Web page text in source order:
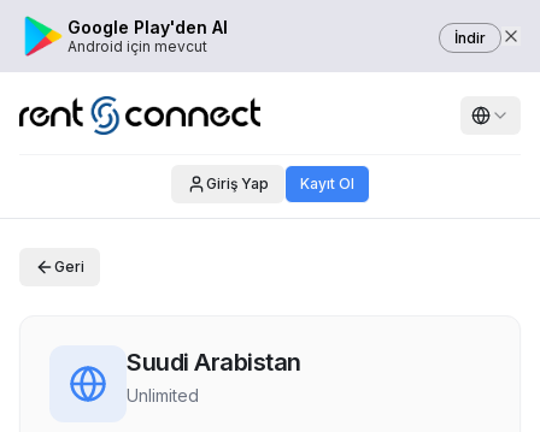
Google Play'den Al
Android için mevcut İndir
Giriş Yap Kayıt Ol
Geri
Suudi Arabistan
Unlimited